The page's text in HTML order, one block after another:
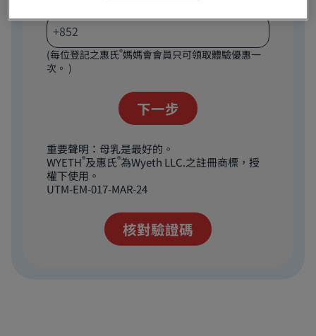
(每位登記之惠氏®媽媽會會員只可領取體驗優惠一
次。 )
重要聲明：母乳是最好的。
WYETH®及惠氏®為Wyeth LLC.之註冊商標，授
權下使用。
UTM-EM-017-MAR-24